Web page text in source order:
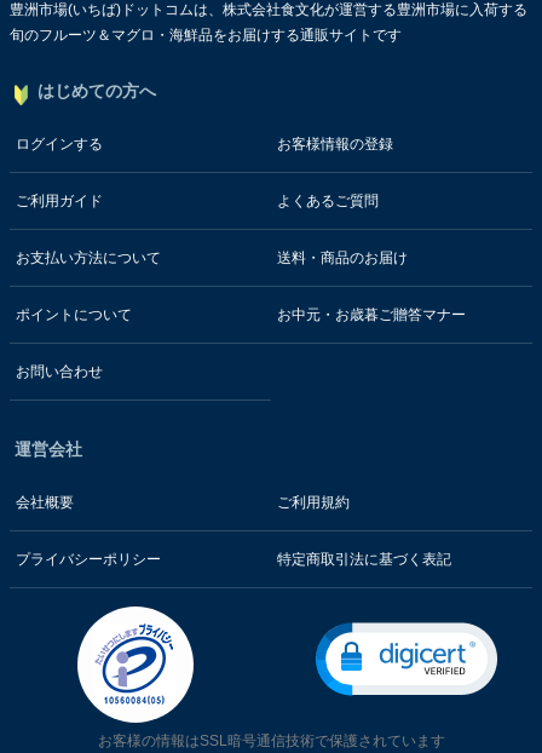
豊洲市場(いちば)ドットコムは、株式会社食文化が運営する豊洲市場に入荷する
旬のフルーツ＆マグロ・海鮮品をお届けする通販サイトです
はじめての方へ
ログインする お客様情報の登録
ご利用ガイド よくあるご質問
お支払い方法について 送料・商品のお届け
ポイントについて お中元・お歳暮ご贈答マナー
お問い合わせ
運営会社
会社概要 ご利用規約
プライバシーポリシー 特定商取引法に基づく表記
お客様の情報はSSL暗号通信技術で保護されています